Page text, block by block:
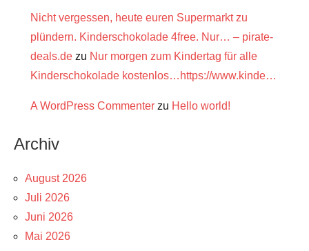
Nicht vergessen, heute euren Supermarkt zu
plündern. Kinderschokolade 4free. Nur… – pirate-
deals.de zu Nur morgen zum Kindertag für alle
Kinderschokolade kostenlos…https://www.kinde…
A WordPress Commenter zu Hello world!
Archiv
August 2026
Juli 2026
Juni 2026
Mai 2026